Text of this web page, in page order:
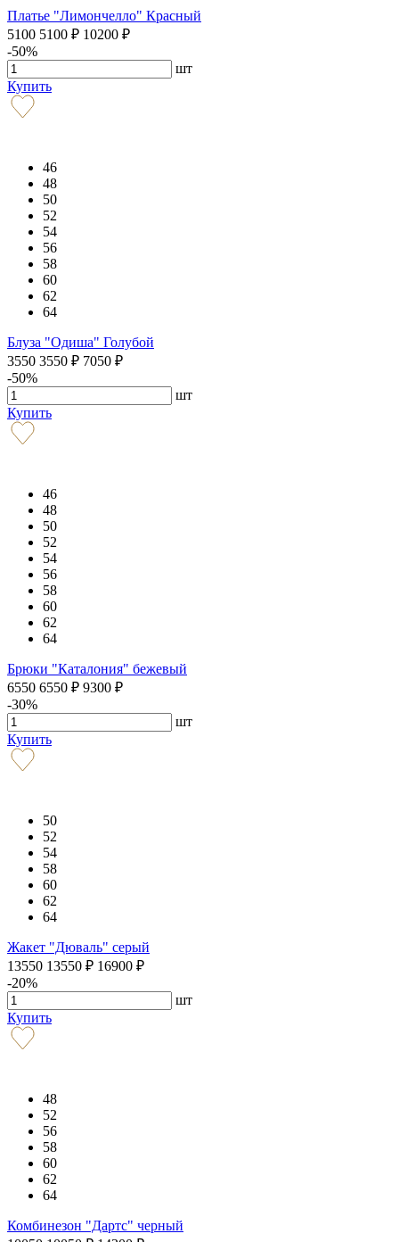
Платье "Лимончелло" Красный
5100 5100 ₽ 10200 ₽
-50%
шт
Купить
46
48
50
52
54
56
58
60
62
64
Блуза "Одиша" Голубой
3550 3550 ₽ 7050 ₽
-50%
шт
Купить
46
48
50
52
54
56
58
60
62
64
Брюки "Каталония" бежевый
6550 6550 ₽ 9300 ₽
-30%
шт
Купить
50
52
54
58
60
62
64
Жакет "Дюваль" серый
13550 13550 ₽ 16900 ₽
-20%
шт
Купить
48
52
56
58
60
62
64
Комбинезон "Дартс" черный